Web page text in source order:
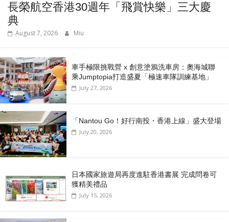
長榮航空香港30週年「飛賞快樂」三大慶
典
August 7, 2026 Miu
車手極限挑戰營 x 創意塗鴉洗車房：奧海城聯
乘Jumptopia打造盛夏「極速車隊訓練基地」
July 27, 2026
「Nantou Go！好行南投・香港上線」盛大登場
July 20, 2026
日本國家旅遊局再度進駐香港書展 完成問卷可
獲精美禮品
July 15, 2026